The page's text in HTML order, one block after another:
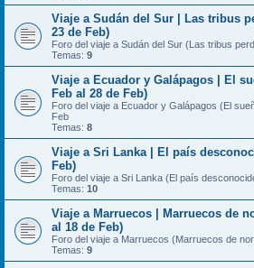
Viaje a Sudán del Sur | Las tribus
23 de Feb)
Foro del viaje a Sudán del Sur (Las tribus
Temas: 9
Viaje a Ecuador y Galápagos | El
Feb al 28 de Feb)
Foro del viaje a Ecuador y Galápagos (El
Feb
Temas: 8
Viaje a Sri Lanka | El país
Feb)
Foro del viaje a Sri Lanka (El país
Temas: 10
Viaje a Marruecos | Marruecos de
al 18 de Feb)
Foro del viaje a Marruecos (Marruecos de
Temas: 9